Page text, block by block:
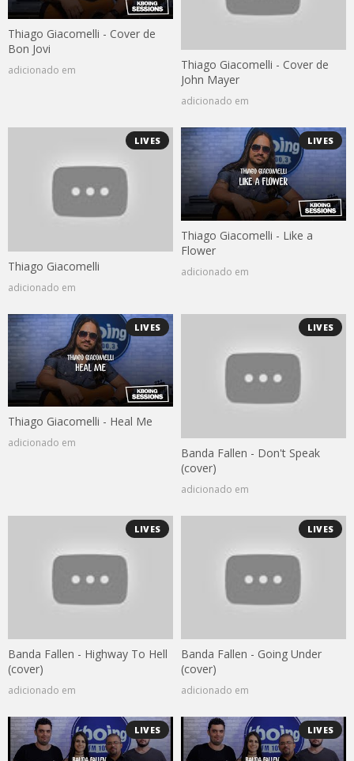
Thiago Giacomelli - Cover de
Bon Jovi
adicionado em
Thiago Giacomelli - Cover de
John Mayer
adicionado em
LIVES
Thiago Giacomelli
adicionado em
LIVES
Thiago Giacomelli - Like a
Flower
adicionado em
LIVES
Thiago Giacomelli - Heal Me
adicionado em
LIVES
Banda Fallen - Don't Speak
(cover)
adicionado em
LIVES
Banda Fallen - Highway To Hell
(cover)
adicionado em
LIVES
Banda Fallen - Going Under
(cover)
adicionado em
LIVES LIVES